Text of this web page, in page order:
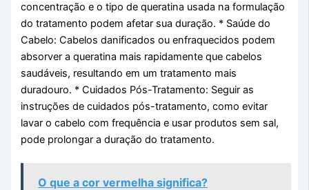
concentração e o tipo de queratina usada na formulação
do tratamento podem afetar sua duração. * Saúde do
Cabelo: Cabelos danificados ou enfraquecidos podem
absorver a queratina mais rapidamente que cabelos
saudáveis, resultando em um tratamento mais
duradouro. * Cuidados Pós-Tratamento: Seguir as
instruções de cuidados pós-tratamento, como evitar
lavar o cabelo com frequência e usar produtos sem sal,
pode prolongar a duração do tratamento.
O que a cor vermelha significa?